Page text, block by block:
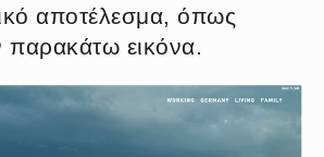
αποτέλεσμα, όπως
παρακάτω εικόνα.